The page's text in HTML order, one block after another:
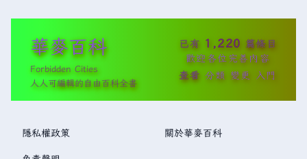
華麥百科
Forbidden Cities
人人可編輯的自由百科全書
已有 1,220 篇條目
歡迎各位完善內容
查看 分類 變更 入門
隱私權政策 關於華麥百科